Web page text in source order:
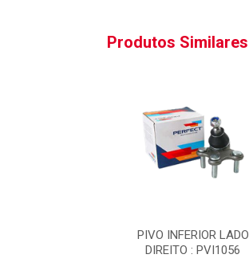
Produtos Similares
PIVO INFERIOR LADO
DIREITO : PVI1056